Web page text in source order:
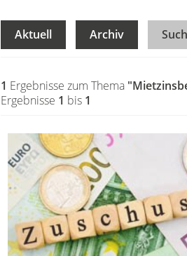
Aktuell Archiv
1 Ergebnisse zum Thema
Ergebnisse 1 bis 1